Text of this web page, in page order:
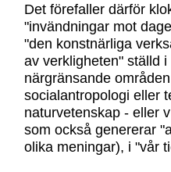
Det förefaller därför
"invändningar mot
"den konstnärliga
av verkligheten" ställd
närgränsande
socialantropologi eller
naturvetenskap - eller
som också genererar
olika meningar), i "vår